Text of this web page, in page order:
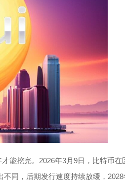
能挖完。2026年3月9日，比特币在
同，后期发行速度持续放缓，